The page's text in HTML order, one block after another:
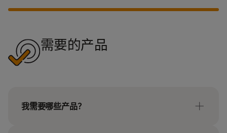
需要的产品
我需要哪些产品？